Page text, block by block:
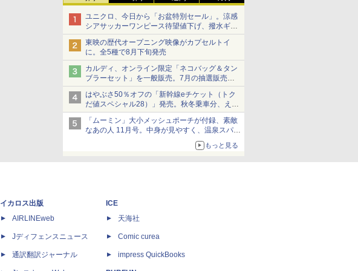
ユニクロ、今日から「お盆特別セール」。涼感
シアサッカーワンピース待望値下げ、撥水ギア
ショーツは1990円に
東映の歴代オープニング映像がカプセルトイ
に。全5種で8月下旬発売
カルディ、オンライン限定「ネコバッグ＆タン
ブラーセット」を一般販売。7月の抽選販売の
当選無効分
はやぶさ50％オフの「新幹線eチケット（トク
だ値スペシャル28）」発売。秋冬乗車分、えき
ねっと限定
「ムーミン」大小メッシュポーチが付録、素敵
なあの人 11月号。中身が見やすく、温泉スパに
もっと見る
イカロス出版
AIRLINEweb
Jディフェンスニュース
通訳翻訳ジャーナル
ICE
天海社
Comic curea
impress QuickBooks